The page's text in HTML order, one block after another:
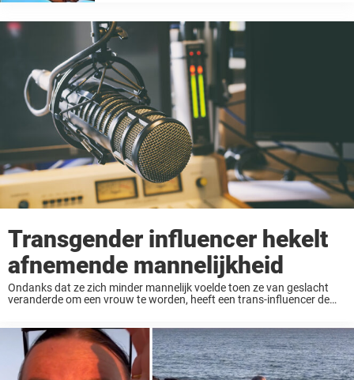
ons lichaam kan boekdelen spreken – als je ...
Transgender influencer hekelt
afnemende mannelijkheid
Ondanks dat ze zich minder mannelijk voelde toen ze van geslacht
veranderde om een vrouw te worden, heeft een trans-influencer de